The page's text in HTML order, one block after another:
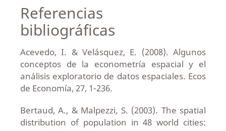
Referencias
bibliográficas
Acevedo, I. & Velásquez, E. (2008). Algunos
conceptos de la econometría espacial y el
análisis exploratorio de datos espaciales. Ecos
de Economía, 27, 1-236.
Bertaud, A., & Malpezzi, S. (2003). The spatial
distribution of population in 48 world cities: